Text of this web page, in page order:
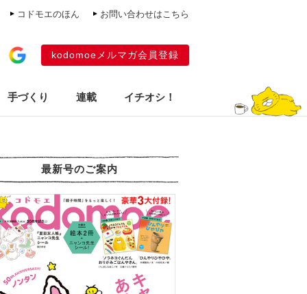
コドモエのほん お問い合わせはこちら
kodomoeメルマガ会員登録
手づくり 連載 イチオシ！
最新号のご案内